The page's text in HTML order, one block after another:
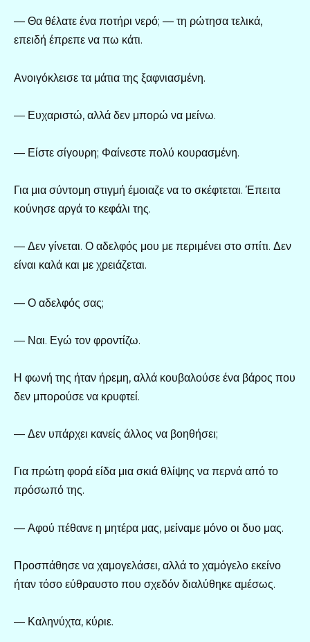
— Θα θέλατε ένα ποτήρι νερό; — τη ρώτησα τελικά,
επειδή έπρεπε να πω κάτι.
Ανοιγόκλεισε τα μάτια της ξαφνιασμένη.
— Ευχαριστώ, αλλά δεν μπορώ να μείνω.
— Είστε σίγουρη; Φαίνεστε πολύ κουρασμένη.
Για μια σύντομη στιγμή έμοιαζε να το σκέφτεται. Έπειτα
κούνησε αργά το κεφάλι της.
— Δεν γίνεται. Ο αδελφός μου με περιμένει στο σπίτι. Δεν
είναι καλά και με χρειάζεται.
— Ο αδελφός σας;
— Ναι. Εγώ τον φροντίζω.
Η φωνή της ήταν ήρεμη, αλλά κουβαλούσε ένα βάρος που
δεν μπορούσε να κρυφτεί.
— Δεν υπάρχει κανείς άλλος να βοηθήσει;
Για πρώτη φορά είδα μια σκιά θλίψης να περνά από το
πρόσωπό της.
— Αφού πέθανε η μητέρα μας, μείναμε μόνο οι δυο μας.
Προσπάθησε να χαμογελάσει, αλλά το χαμόγελο εκείνο
ήταν τόσο εύθραυστο που σχεδόν διαλύθηκε αμέσως.
— Καληνύχτα, κύριε.